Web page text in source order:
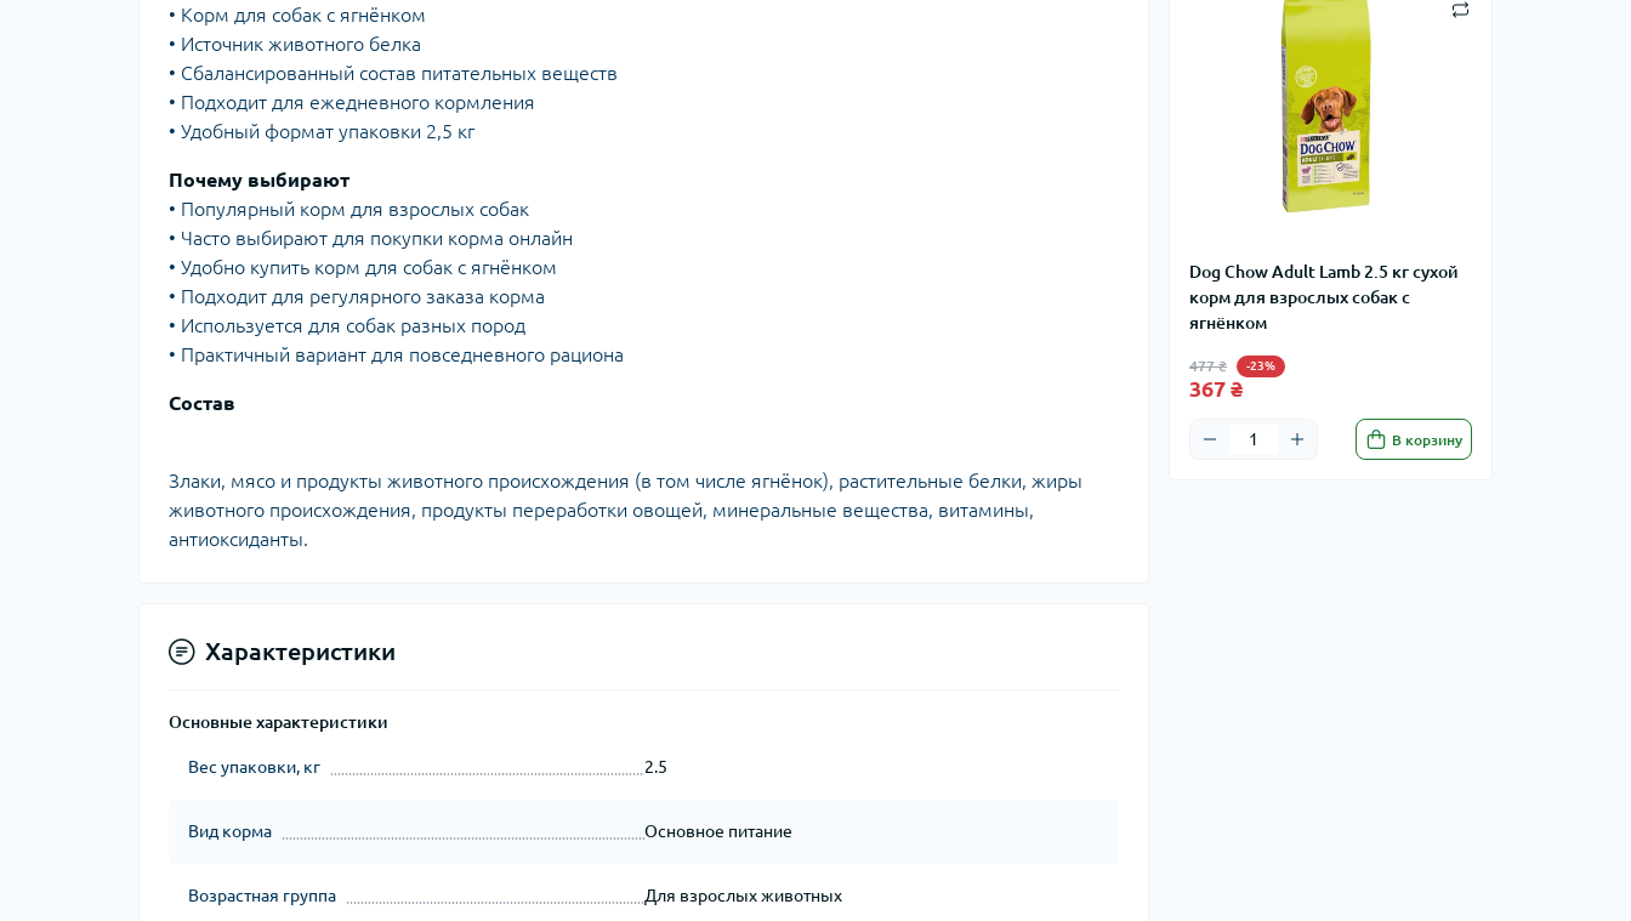
Dog Chow Adult Lamb 2.5 кг сухой
корм для взрослых собак с
ягнёнком
477 ₴ -23%
367 ₴
В корзину
• Корм для собак с ягнёнком
• Источник животного белка
• Сбалансированный состав питательных веществ
• Подходит для ежедневного кормления
• Удобный формат упаковки 2,5 кг
Почему выбирают
• Популярный корм для взрослых собак
• Часто выбирают для покупки корма онлайн
• Удобно купить корм для собак с ягнёнком
• Подходит для регулярного заказа корма
• Используется для собак разных пород
• Практичный вариант для повседневного рациона
Состав
Злаки, мясо и продукты животного происхождения (в том числе ягнёнок), растительные белки, жиры
животного происхождения, продукты переработки овощей, минеральные вещества, витамины,
антиоксиданты.
Характеристики
Основные характеристики
Вес упаковки, кг 2.5
Вид корма Основное питание
Возрастная группа Для взрослых животных